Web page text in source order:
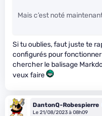
Mais c’est noté
Si tu oublies, faut juste te
configurés pour
chercher le balisage
veux faire
DantonQ-Robespierre
Le 21/08/2023 à 08h09